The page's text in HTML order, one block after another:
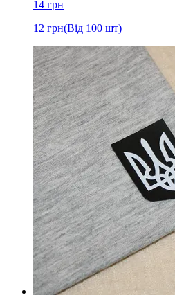
14 грн
12 грн(Від 100 шт)